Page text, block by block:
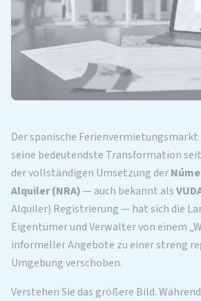
Der spanische
seine bedeutendste Transformation
der vollständigen Umsetzung der
Alquiler (NRA)— auch bekannt als
Alquiler) Registrierung — hat sich die
Eigentümer und Verwalter von einem
informeller Angebote zu einer streng
Umgebung verschoben.
Verstehen Sie das größere Bild.